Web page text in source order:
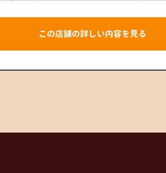
この店舗の詳しい内容を見る